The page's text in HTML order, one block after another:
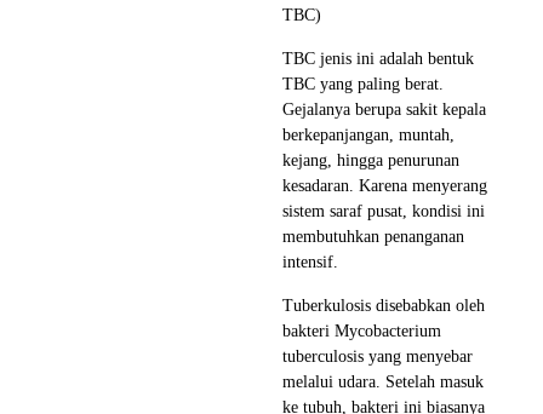
TBC)
TBC jenis ini adalah bentuk
TBC yang paling berat.
Gejalanya berupa sakit kepala
berkepanjangan, muntah,
kejang, hingga penurunan
kesadaran. Karena menyerang
sistem saraf pusat, kondisi ini
membutuhkan penanganan
intensif.
Tuberkulosis disebabkan oleh
bakteri Mycobacterium
tuberculosis yang menyebar
melalui udara. Setelah masuk
ke tubuh, bakteri ini biasanya